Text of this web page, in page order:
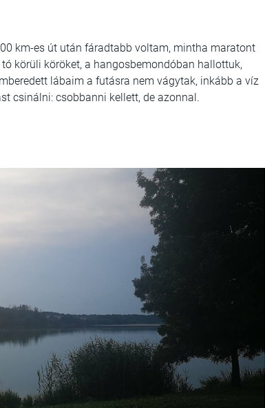
km-es út után fáradtabb voltam, mintha maratont
körüli köröket, a hangosbemondóban hallottuk,
lábaim a futásra nem vágytak, inkább a víz
csinálni: csobbanni kellett, de azonnal.